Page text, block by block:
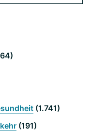
(1.741)
(191)